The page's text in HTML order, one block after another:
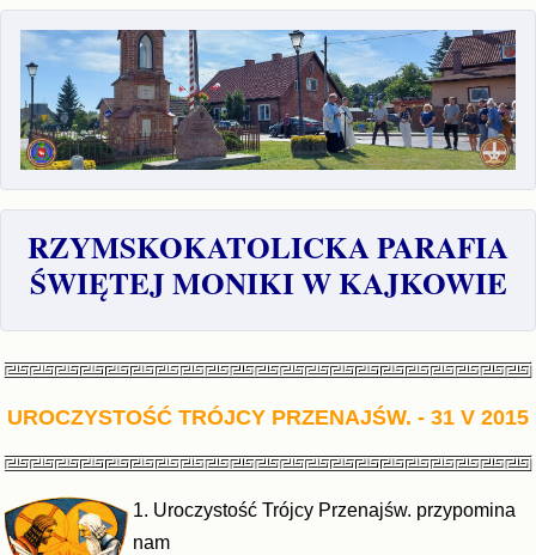
RZYMSKOKATOLICKA PARAFIA
ŚWIĘTEJ MONIKI W KAJKOWIE
UROCZYSTOŚĆ TRÓJCY PRZENAJŚW. - 31 V 2015
1. Uroczystość Trójcy Przenajśw. przypomina
nam